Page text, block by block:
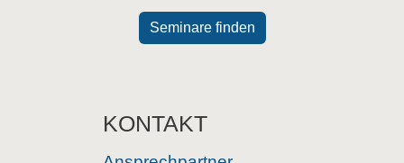
Seminare finden
KONTAKT